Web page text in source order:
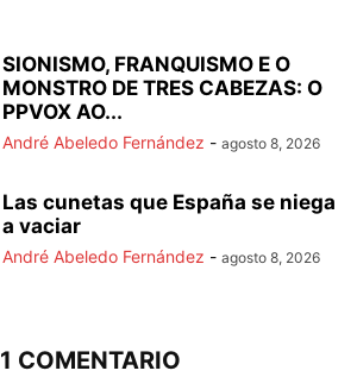
SIONISMO, FRANQUISMO E O
MONSTRO DE TRES CABEZAS: O
PPVOX AO...
André Abeledo Fernández - agosto 8, 2026
Las cunetas que España se niega
a vaciar
André Abeledo Fernández - agosto 8, 2026
1 COMENTARIO